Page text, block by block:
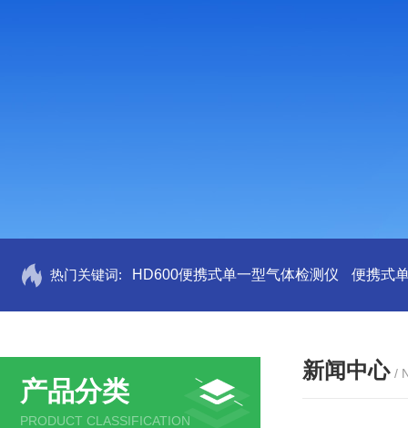
热门关键词: HD600便携式单一型气体检测仪 便携式
产品分类
PRODUCT CLASSIFICATION
新闻中心 /